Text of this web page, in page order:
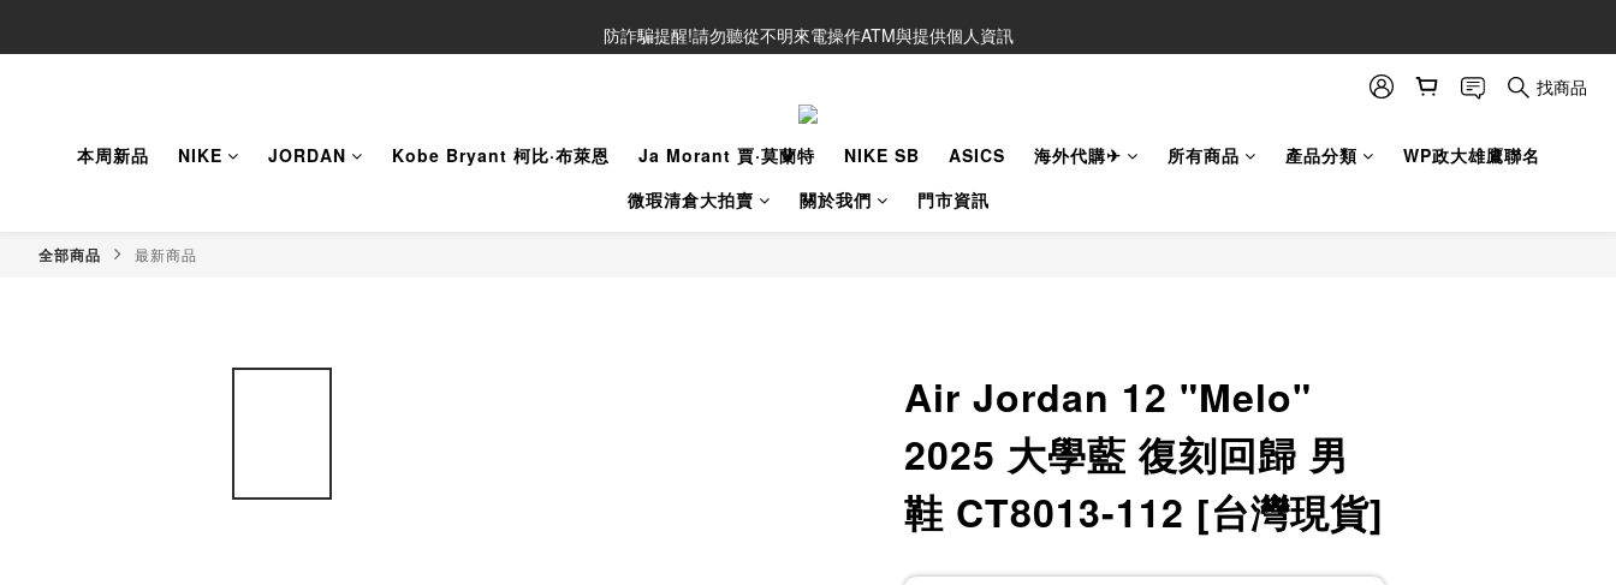
Line好友募集中!加入獲得最新資訊
防詐騙提醒!請勿聽從不明來電操作ATM與提供個人資訊
找商品
本周新品 NIKE JORDAN Kobe Bryant 柯比·布萊恩 Ja Morant 賈·莫蘭特 NIKE SB ASICS 海外代購✈ 所有商品 產品分類
WP政大雄鷹聯名
微瑕清倉大拍賣
關於我們 門市資訊
全部商品 最新商品
Air Jordan 12 "Melo"
2025 大學藍 復刻回歸 男
鞋 CT8013-112 [台灣現貨]